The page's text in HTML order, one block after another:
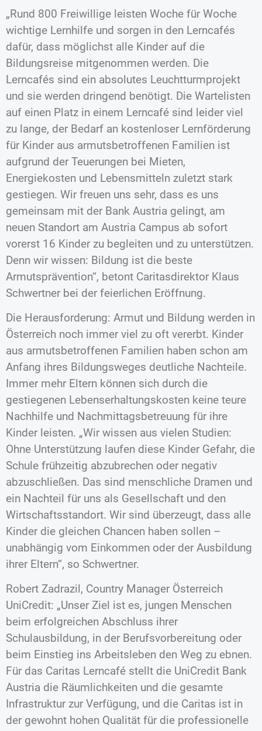
„Rund 800 Freiwillige leisten Woche für Woche
wichtige Lernhilfe und sorgen in den Lerncafés
dafür, dass möglichst alle Kinder auf die
Bildungsreise mitgenommen werden. Die
Lerncafés sind ein absolutes Leuchtturmprojekt
und sie werden dringend benötigt. Die Wartelisten
auf einen Platz in einem Lerncafé sind leider viel
zu lange, der Bedarf an kostenloser Lernförderung
für Kinder aus armutsbetroffenen Familien ist
aufgrund der Teuerungen bei Mieten,
Energiekosten und Lebensmitteln zuletzt stark
gestiegen. Wir freuen uns sehr, dass es uns
gemeinsam mit der Bank Austria gelingt, am
neuen Standort am Austria Campus ab sofort
vorerst 16 Kinder zu begleiten und zu unterstützen.
Denn wir wissen: Bildung ist die beste
Armutsprävention“, betont Caritasdirektor Klaus
Schwertner bei der feierlichen Eröffnung.
Die Herausforderung: Armut und Bildung werden in
Österreich noch immer viel zu oft vererbt. Kinder
aus armutsbetroffenen Familien haben schon am
Anfang ihres Bildungsweges deutliche Nachteile.
Immer mehr Eltern können sich durch die
gestiegenen Lebenserhaltungskosten keine teure
Nachhilfe und Nachmittagsbetreuung für ihre
Kinder leisten. „Wir wissen aus vielen Studien:
Ohne Unterstützung laufen diese Kinder Gefahr, die
Schule frühzeitig abzubrechen oder negativ
abzuschließen. Das sind menschliche Dramen und
ein Nachteil für uns als Gesellschaft und den
Wirtschaftsstandort. Wir sind überzeugt, dass alle
Kinder die gleichen Chancen haben sollen –
unabhängig vom Einkommen oder der Ausbildung
ihrer Eltern“, so Schwertner.
Robert Zadrazil, Country Manager Österreich
UniCredit: „Unser Ziel ist es, jungen Menschen
beim erfolgreichen Abschluss ihrer
Schulausbildung, in der Berufsvorbereitung oder
beim Einstieg ins Arbeitsleben den Weg zu ebnen.
Für das Caritas Lerncafé stellt die UniCredit Bank
Austria die Räumlichkeiten und die gesamte
Infrastruktur zur Verfügung, und die Caritas ist in
der gewohnt hohen Qualität für die professionelle